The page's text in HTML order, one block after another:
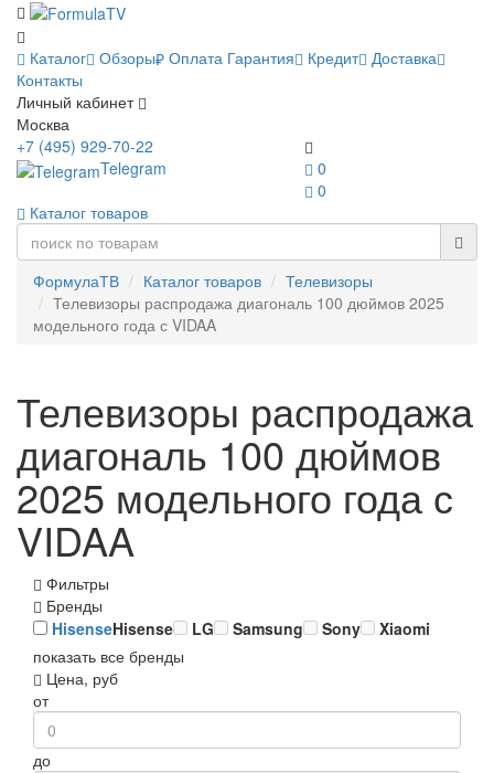
Каталог Обзоры Оплата Гарантия Кредит Доставка
Контакты
Личный кабинет
Москва
0
0
+7 (495) 929-70-22
Telegram
Каталог товаров
ФормулаТВ Каталог товаров
Телевизоры
Телевизоры распродажа диагональ 100 дюймов 2025
модельного года с VIDAA
Телевизоры распродажа
диагональ 100 дюймов
2025 модельного года с
VIDAA
Фильтры
Бренды
HisenseHisense LG Samsung Sony
Xiaomi
показать все бренды
Цена, руб
от
до